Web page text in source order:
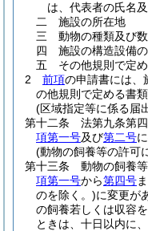
は、代表者の氏名
二
施設の所在地
三
動物の種類及び数
四
施設の構造設備
五
その他規則で定
2
前項の申請書には、
の他規則で定める書
(区域指定等に係る届
第十二条
法第九条第
項第一号及び第二号
(動物の飼養等の許可
第十三条
動物の飼養
項第一号から第四号
のを除く。)に変更が
の飼養若しくは収容
ときは、十日以内に